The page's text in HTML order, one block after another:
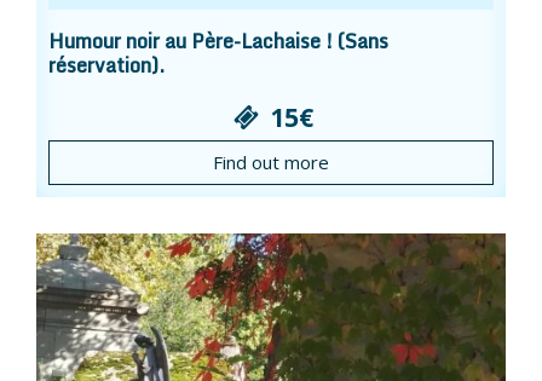
Humour noir au Père-Lachaise ! (Sans
réservation).
15€
Find out more